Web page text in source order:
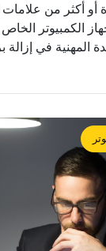
أو أكثر من علامات
الكمبيوتر
المهنية في إزالة